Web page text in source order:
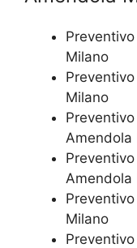
Milano
Milano
Amendola
Amendola
Milano